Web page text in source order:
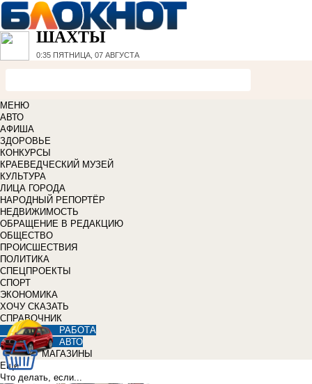
ШАХТЫ
0:35 ПЯТНИЦА, 07 АВГУСТА
МЕНЮ
АВТО
АФИША
ЗДОРОВЬЕ
КОНКУРСЫ
КРАЕВЕДЧЕСКИЙ МУЗЕЙ
КУЛЬТУРА
ЛИЦА ГОРОДА
НАРОДНЫЙ РЕПОРТЁР
НЕДВИЖИМОСТЬ
ОБРАЩЕНИЕ В РЕДАКЦИЮ
ОБЩЕСТВО
ПРОИСШЕСТВИЯ
ПОЛИТИКА
СПЕЦПРОЕКТЫ
СПОРТ
ЭКОНОМИКА
ХОЧУ СКАЗАТЬ
СПРАВОЧНИК
РАБОТА
АВТО
МАГАЗИНЫ
Еще
Что делать, если...